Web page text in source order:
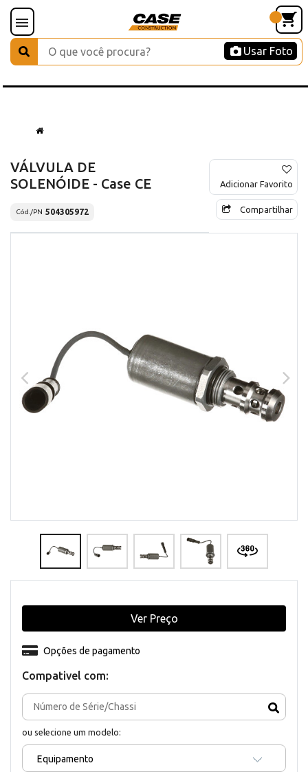
Usar Foto
VÁLVULA DE
SOLENÓIDE - Case CE
Cód./PN 504305972
Adicionar Favorito
Compartilhar
Compativel com:
ou selecione um modelo:
Equipamento
Opções de pagamento
Ver Preço